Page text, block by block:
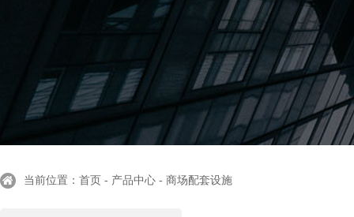
当前位置：首页 - 产品中心 - 商场配套设施